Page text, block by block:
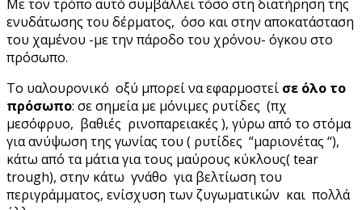
Με τον τρόπο αυτό συμβάλλει τόσο στη διατήρηση της
ενυδάτωσης του δέρματος, όσο και στην αποκατάσταση
του χαμένου -με την πάροδο του χρόνου- όγκου στο
πρόσωπο.
Το υαλουρονικό οξύ μπορεί να εφαρμοστεί σε όλο το
πρόσωπο: σε σημεία με μόνιμες ρυτίδες (πχ
μεσόφρυο, βαθιές ρινοπαρειακές ), γύρω από το στόμα
για ανύψωση της γωνίας του ( ρυτίδες “μαριονέτας “),
κάτω από τα μάτια για τους μαύρους κύκλους( tear
trough), στην κάτω γνάθο για βελτίωση του
περιγράμματος, ενίσχυση των ζυγωματικών και πολλά